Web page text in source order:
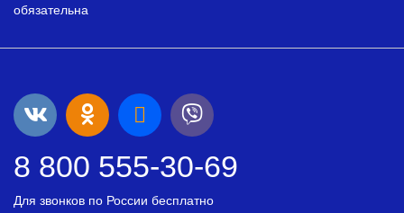
обязательна
8 800 555-30-69
Для звонков по России бесплатно